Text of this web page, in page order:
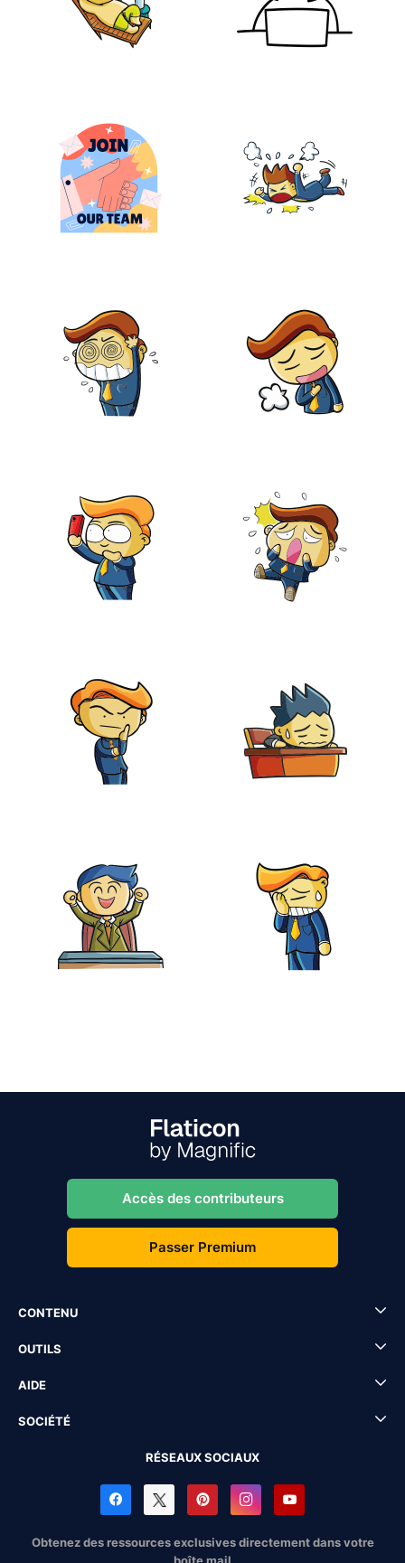
Accès des contributeurs
Passer Premium
CONTENU
OUTILS
AIDE
SOCIÉTÉ
RÉSEAUX SOCIAUX
Obtenez des ressources exclusives directement dans votre